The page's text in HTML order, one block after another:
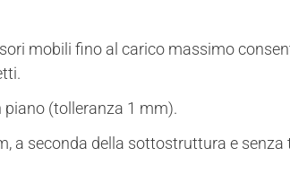
mobili fino al carico massimo
(tolleranza 1 mm).
a seconda della sottostruttura e senza